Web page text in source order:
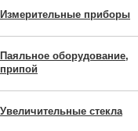
Измерительные приборы
Паяльное оборудование,
припой
Увеличительные стекла